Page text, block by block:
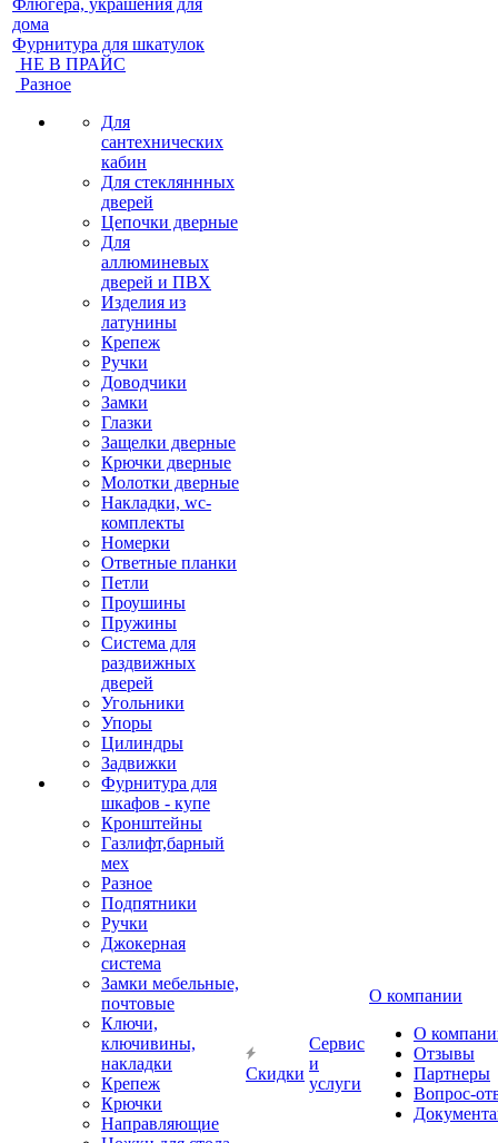
Флюгера, украшения для
дома
Фурнитура для шкатулок
НЕ В ПРАЙС
Разное
Для
сантехнических
кабин
Для стекляннных
дверей
Цепочки дверные
Для
аллюминевых
дверей и ПВХ
Изделия из
латунины
Крепеж
Ручки
Доводчики
Замки
Глазки
Защелки дверные
Крючки дверные
Молотки дверные
Накладки, wc-
комплекты
Номерки
Ответные планки
Петли
Проушины
Пружины
Система для
раздвижных
дверей
Угольники
Упоры
Цилиндры
Задвижки
Фурнитура для
шкафов - купе
Кронштейны
Газлифт,барный
мех
Разное
Подпятники
Ручки
Джокерная
система
Замки мебельные,
почтовые
Ключи,
ключивины,
накладки
Крепеж
Крючки
Направляющие
Скидки
Сервис
и
услуги
О компании
О
Отзывы
Партнеры
Вопрос-